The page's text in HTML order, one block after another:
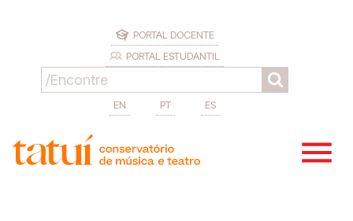
PORTAL DOCENTE
PORTAL ESTUDANTIL
EN PT ES